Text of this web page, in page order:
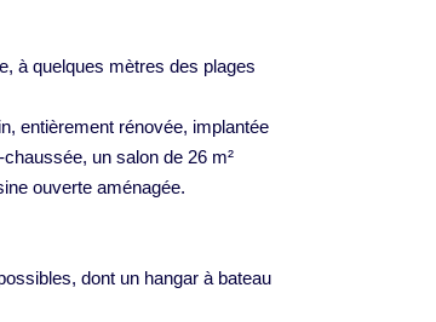
à quelques mètres des plages
entièrement rénovée, implantée
un salon de 26 m²
ouverte aménagée.
dont un hangar à bateau